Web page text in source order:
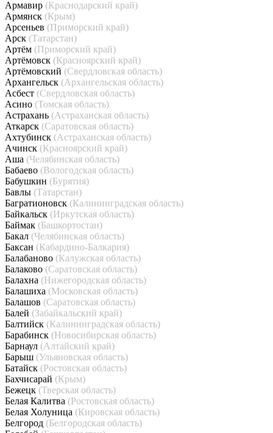
Армавир (Краснодарский край)
Армянск (Крым)
Арсеньев (Приморский край)
Арск (Татарстан)
Артём (Приморский край)
Артёмовск (Красноярский край)
Артёмовский (Свердловская область)
Архангельск (Архангельская область)
Асбест (Свердловская область)
Асино (Томская область)
Астрахань (Астраханская область)
Аткарск (Саратовская область)
Ахтубинск (Астраханская область)
Ачинск (Красноярский край)
Аша (Челябинская область)
Бабаево (Вологодская область)
Бабушкин (Бурятия)
Бавлы (Татарстан)
Багратионовск (Калининградская область)
Байкальск (Иркутская область)
Баймак (Башкортостан)
Бакал (Челябинская область)
Баксан (Кабардино-Балкария)
Балабаново (Калужская область)
Балаково (Саратовская область)
Балахна (Нижегородская область)
Балашиха (Московская область)
Балашов (Саратовская область)
Балей (Забайкальский край)
Балтийск (Калининградская область)
Барабинск (Новосибирская область)
Барнаул (Алтайский край)
Барыш (Ульяновская область)
Батайск (Ростовская область)
Бахчисарай (Крым)
Бежецк (Тверская область)
Белая Калитва (Ростовская область)
Белая Холуница (Кировская область)
Белгород (Белгородская область)